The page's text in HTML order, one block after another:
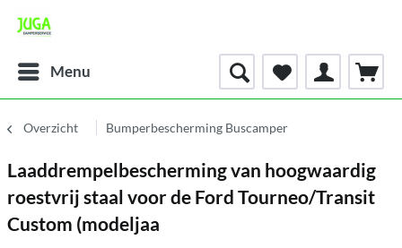
Menu
Overzicht Bumperbescherming Buscamper
Laaddrempelbescherming van hoogwaardig
roestvrij staal voor de Ford Tourneo/Transit
Custom (modeljaa